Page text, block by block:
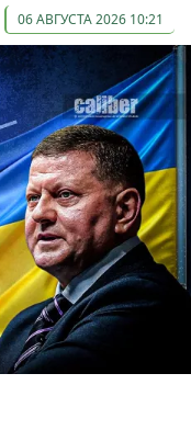
06 АВГУСТА 2026 10:21